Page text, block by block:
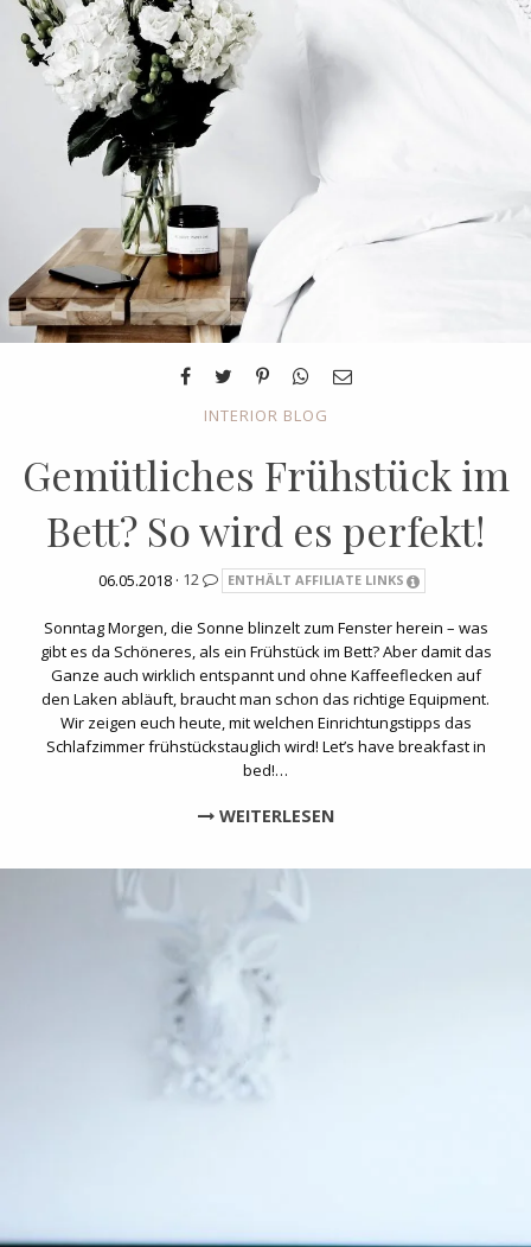
INTERIOR BLOG
Gemütliches Frühstück im
Bett? So wird es perfekt!
06.05.2018 · 12 ENTHÄLT AFFILIATE LINKS
Sonntag Morgen, die Sonne blinzelt zum Fenster herein – was
gibt es da Schöneres, als ein Frühstück im Bett? Aber damit das
Ganze auch wirklich entspannt und ohne Kaffeeflecken auf
den Laken abläuft, braucht man schon das richtige Equipment.
Wir zeigen euch heute, mit welchen Einrichtungstipps das
Schlafzimmer frühstückstauglich wird! Let’s have breakfast in
bed!…
WEITERLESEN